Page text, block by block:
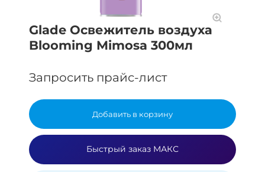
Glade Освежитель воздуха
Blooming Mimosa 300мл
Запросить прайс-лист
Добавить в корзину
Быстрый заказ МАКС